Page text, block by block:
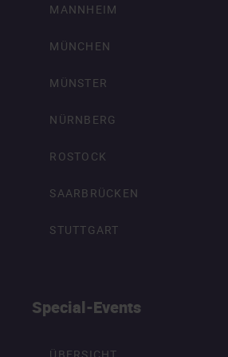
MANNHEIM
MÜNCHEN
MÜNSTER
NÜRNBERG
ROSTOCK
SAARBRÜCKEN
STUTTGART
Special-Events
ÜBERSICHT